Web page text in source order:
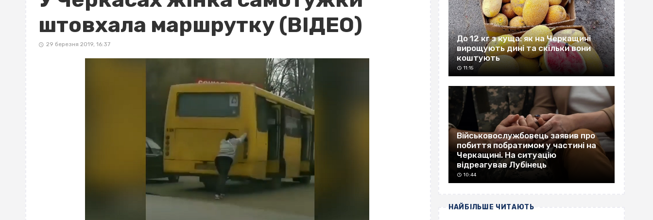
штовхала маршрутку (ВІДЕО)
29 березня 2019, 16:37
До 12 кг з куща: як на Черкащині
вирощують дині та скільки вони
коштують
11:15
Військовослужбовець заявив про
побиття побратимом у частині на
Черкащині. На ситуацію
відреагував Лубінець
10:44
НАЙБІЛЬШЕ ЧИТАЮТЬ